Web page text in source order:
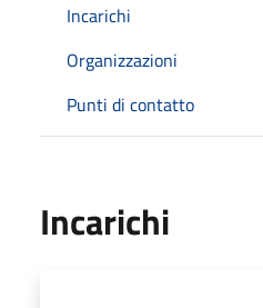
Incarichi
Organizzazioni
Punti di contatto
Incarichi